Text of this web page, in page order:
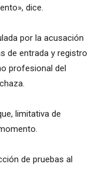
dice.
por la acusación
de entrada y registro
profesional del
limitativa de
de pruebas al